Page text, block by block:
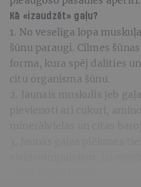
Kā «izaudzēt» gaļu?
1. No veselīga lopa
šūnu paraugi. Cilmes
forma, kura spēj dalīties
citu organisma šūnu.
2. Jaunais muskulis jeb
pievienoti arī cukuri,